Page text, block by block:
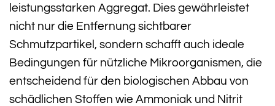
leistungsstarken Aggregat. Dies gewährleistet
nicht nur die Entfernung sichtbarer
Schmutzpartikel, sondern schafft auch ideale
Bedingungen für nützliche Mikroorganismen, die
entscheidend für den biologischen Abbau von
schädlichen Stoffen wie Ammoniak und Nitrit